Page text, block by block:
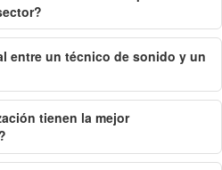
entre un técnico de sonido y un
tienen la mejor